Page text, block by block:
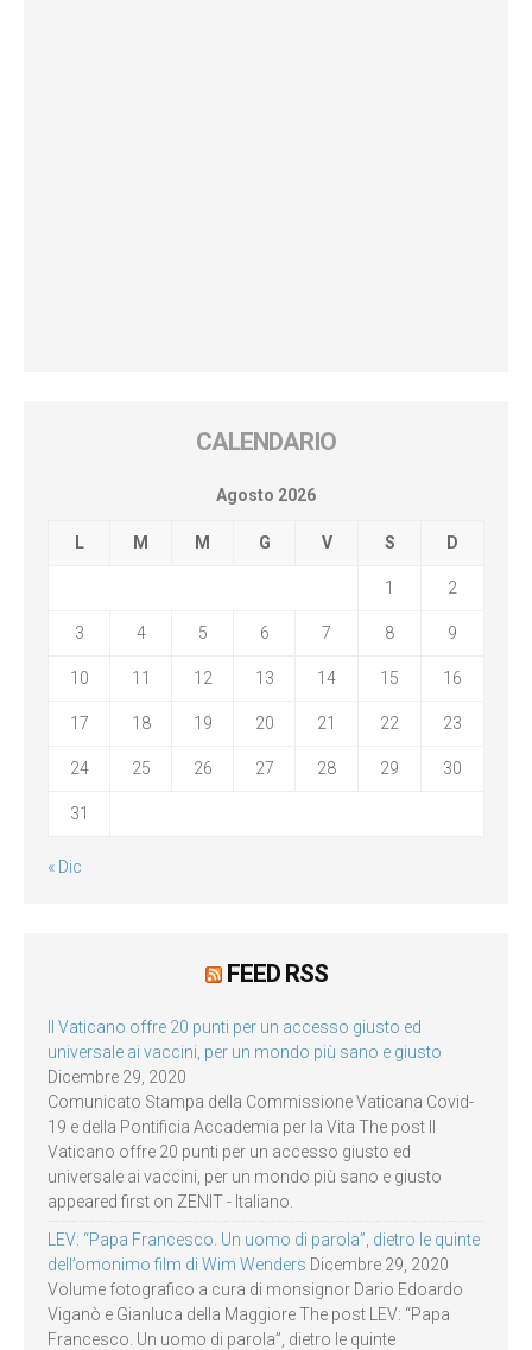
CALENDARIO
Agosto 2026
L M M G V S D
1 2
3 4 5 6 7 8 9
10 11 12 13 14 15 16
17 18 19 20 21 22 23
24 25 26 27 28 29 30
31
« Dic
FEED RSS
Il Vaticano offre 20 punti per un accesso giusto ed
universale ai vaccini, per un mondo più sano e giusto
Dicembre 29, 2020
Comunicato Stampa della Commissione Vaticana Covid-
19 e della Pontificia Accademia per la Vita The post Il
Vaticano offre 20 punti per un accesso giusto ed
universale ai vaccini, per un mondo più sano e giusto
appeared first on ZENIT - Italiano.
LEV: “Papa Francesco. Un uomo di parola”, dietro le quinte
dell’omonimo film di Wim Wenders Dicembre 29, 2020
Volume fotografico a cura di monsignor Dario Edoardo
Viganò e Gianluca della Maggiore The post LEV: “Papa
Francesco. Un uomo di parola”, dietro le quinte